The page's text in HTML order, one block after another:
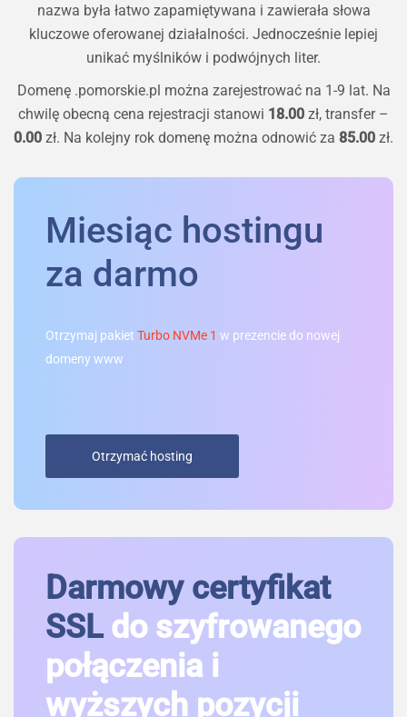
nazwa była łatwo zapamiętywana i zawierała słowa
kluczowe oferowanej działalności. Jednocześnie lepiej
unikać myślników i podwójnych liter.
Domenę .pomorskie.pl można zarejestrować na 1-9 lat. Na
chwilę obecną cena rejestracji stanowi 18.00 zł, transfer –
0.00 zł. Na kolejny rok domenę można odnowić za 85.00 zł.
Miesiąc hostingu
za darmo
Otrzymaj pakiet Turbo NVMe 1 w prezencie do nowej
domeny www
Otrzymać hosting
Darmowy certyfikat
SSLdo szyfrowanego
połączenia i
wyższych pozycji